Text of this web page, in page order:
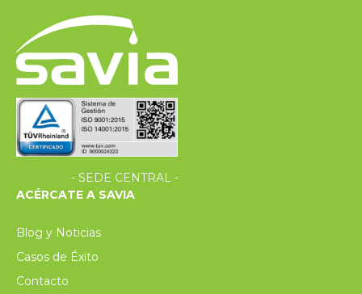
- SEDE CENTRAL -
ACÉRCATE A SAVIA
Blog y Noticias
Casos de Éxito
Contacto